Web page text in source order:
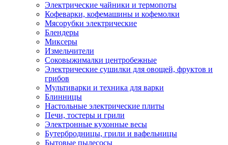
Электрические чайники и термопоты
Кофеварки, кофемашины и кофемолки
Мясорубки электрические
Блендеры
Миксеры
Измельчители
Соковыжималки центробежные
Электрические сушилки для овощей, фруктов и
грибов
Мультиварки и техника для варки
Блинницы
Настольные электрические плиты
Печи, тостеры и грили
Электронные кухонные весы
Бутербродницы, грили и вафельницы
Бытовые пылесосы